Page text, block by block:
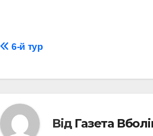
Навігація
6-й тур
Від Газета